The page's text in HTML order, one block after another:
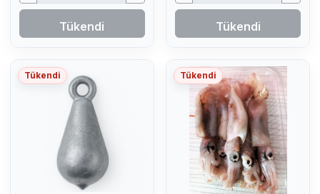
Tükendi Tükendi
Tükendi Tükendi